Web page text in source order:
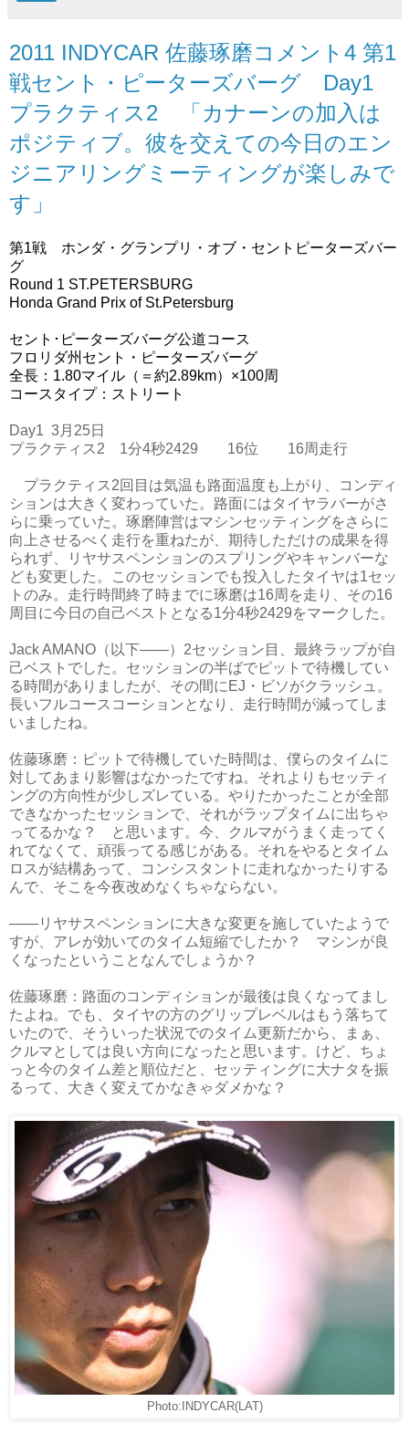
2011 INDYCAR 佐藤琢磨コメント4 第1
戦セント・ピーターズバーグ Day1
プラクティス2 「カナーンの加入は
ポジティブ。彼を交えての今日のエン
ジニアリングミーティングが楽しみで
す」
第1戦 ホンダ・グランプリ・オブ・セントピーターズバー
グ
Round 1 ST.PETERSBURG
Honda Grand Prix of St.Petersburg
セント･ピーターズバーグ公道コース
フロリダ州セント・ピーターズバーグ
全長：1.80マイル（＝約2.89km）×100周
コースタイプ：ストリート
Day1 3月25日
プラクティス2 1分4秒2429 16位 16周走行
プラクティス2回目は気温も路面温度も上がり、コンディ
ションは大きく変わっていた。路面にはタイヤラバーがさ
らに乗っていた。琢磨陣営はマシンセッティングをさらに
向上させるべく走行を重ねたが、期待しただけの成果を得
られず、リヤサスペンションのスプリングやキャンバーな
ども変更した。このセッションでも投入したタイヤは1セッ
トのみ。走行時間終了時までに琢磨は16周を走り、その16
周目に今日の自己ベストとなる1分4秒2429をマークした。
Jack AMANO（以下——）2セッション目、最終ラップが自
己ベストでした。セッションの半ばでピットで待機してい
る時間がありましたが、その間にEJ・ビソがクラッシュ。
長いフルコースコーションとなり、走行時間が減ってしま
いましたね。
佐藤琢磨：ピットで待機していた時間は、僕らのタイムに
対してあまり影響はなかったですね。それよりもセッティ
ングの方向性が少しズレている。やりたかったことが全部
できなかったセッションで、それがラップタイムに出ちゃ
ってるかな？ と思います。今、クルマがうまく走ってく
れてなくて、頑張ってる感じがある。それをやるとタイム
ロスが結構あって、コンシスタントに走れなかったりする
んで、そこを今夜改めなくちゃならない。
――リヤサスペンションに大きな変更を施していたようで
すが、アレが効いてのタイム短縮でしたか？ マシンが良
くなったということなんでしょうか？
佐藤琢磨：路面のコンディションが最後は良くなってまし
たよね。でも、タイヤの方のグリップレベルはもう落ちて
いたので、そういった状況でのタイム更新だから、まぁ、
クルマとしては良い方向になったと思います。けど、ちょ
っと今のタイム差と順位だと、セッティングに大ナタを振
るって、大きく変えてかなきゃダメかな？
Photo:INDYCAR(LAT)